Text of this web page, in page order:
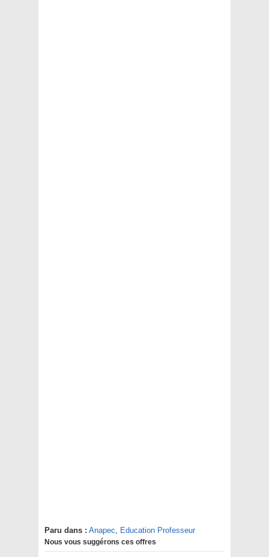
Paru dans : Anapec, Education Professeur
Nous vous suggérons ces offres